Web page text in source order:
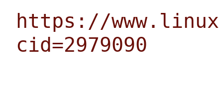
https://
cid=2979090